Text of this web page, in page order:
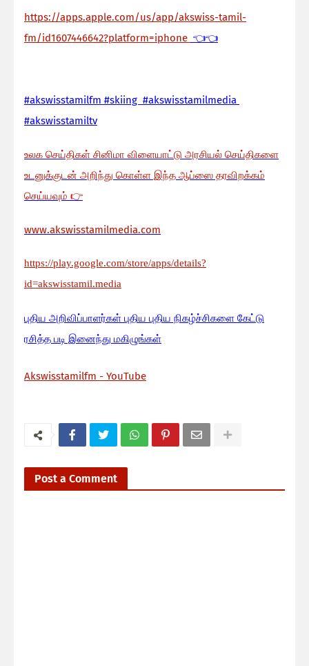
https://apps.apple.com/us/app/akswiss-tamil-
fm/id1607446642?platform=iphone 👈👈
#akswisstamilfm #skiing #akswisstamilmedia
#akswisstamiltv
உலக செய்திகள் சினிமா விளையாட்டு அரசியல் செய்திகளை
உடனுக்குடன் அறிந்து கொள்ள இந்த ஆப்ஸை தரவிறக்கம்
செய்யவும் 👉
www.akswisstamilmedia.com
https://play.google.com/store/apps/details?
id=akswisstamil.media
புதிய அறிவிப்பாளர்கள் புதிய புதிய நிகழ்ச்சிகளை கேட்டு
ரசித்த படி இனைந்து மகிழுங்கள்
Akswisstamilfm - YouTube
Post a Comment